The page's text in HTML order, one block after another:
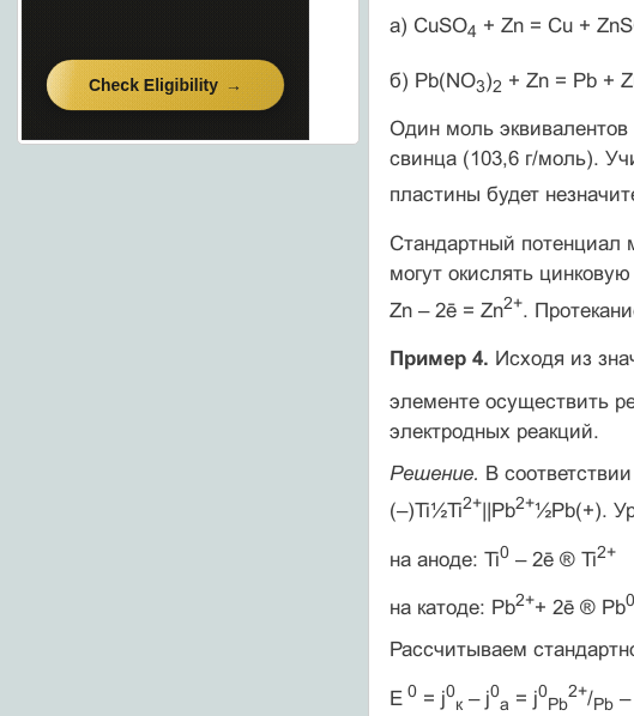
а) CuSO4 + Zn = Cu +
б) Pb(NO3)2 + Zn = Pb +
Один моль
свинца (103,6 г/моль).
пластины будет
Стандартный потенциал
могут окислять
Zn – 2ē = Zn2+.
Пример 4. Исходя из
элементе осуществить
электродных реакций.
Решение. В
(–)Ti½Ti2+||Pb2+½Pb(+).
на аноде: Ti0– 2ē ® Ti2+
на катоде: Pb2++ 2ē ® Pb0
Рассчитываем
E0= j0
к– j0
а = j0
Pb
2+/Pb –